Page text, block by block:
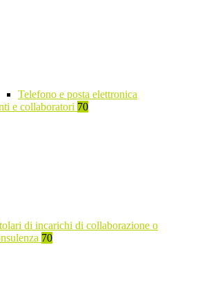
Telefono e posta elettronica
e collaboratori 70
di incarichi di collaborazione o
70